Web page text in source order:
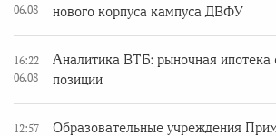
06.08
нового корпуса кампуса ДВФУ
16:22
06.08
Аналитика ВТБ: рыночная ипотека
позиции
12:57
Образовательные учреждения